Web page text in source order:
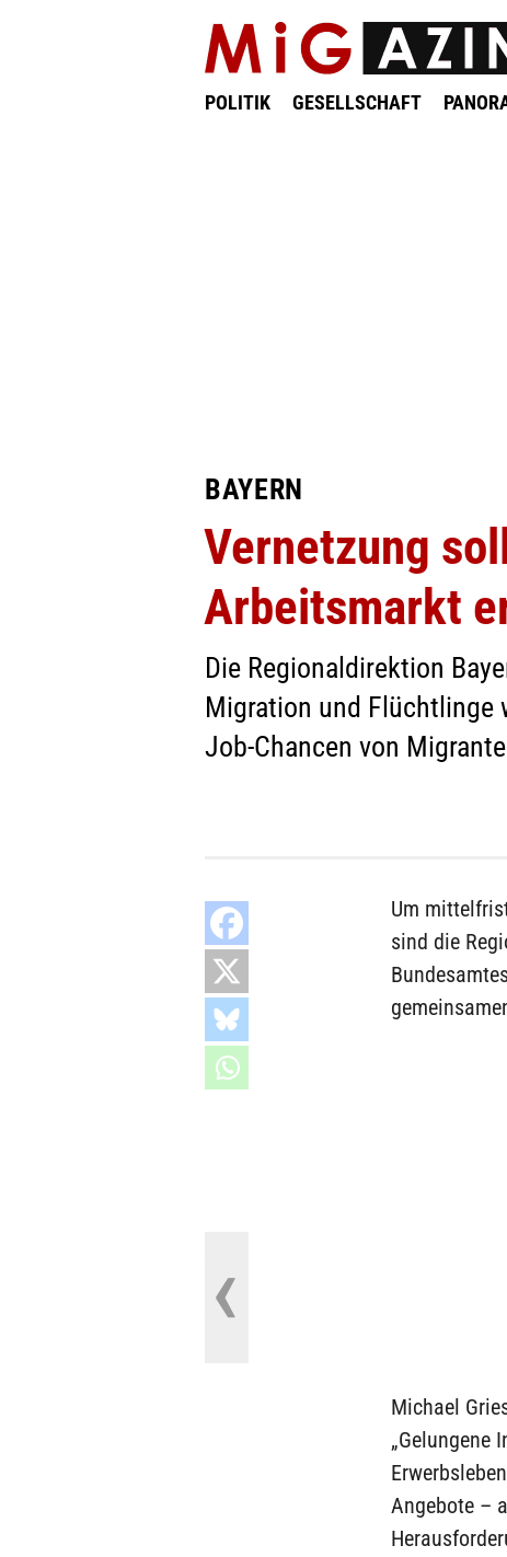
POLITIK GESELLSCHAFT
BAYERN
Vernetzung
Arbeitsmarkt
Die Regionaldirektion
Migration und Flüchtlinge
Job-Chancen von
Um
sind die
Michael
„Gelungene
Angebote –